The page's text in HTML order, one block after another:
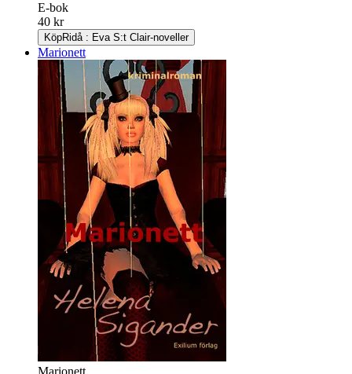
E-bok
40 kr
KöpRidå : Eva S:t Clair-noveller
Marionett